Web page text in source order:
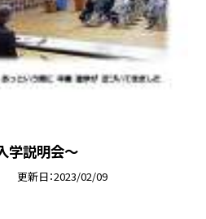
学説明会〜
更新日 2023/02/09